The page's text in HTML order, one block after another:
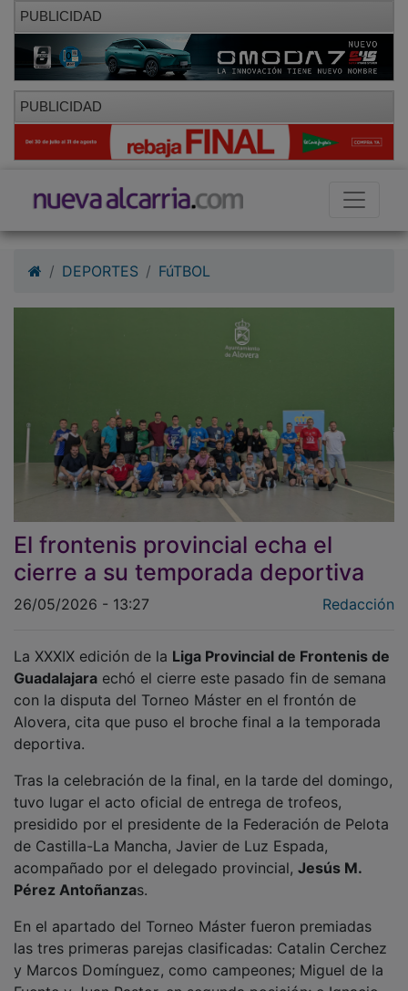
PUBLICIDAD
PUBLICIDAD
El frontenis provincial echa el
cierre a su temporada deportiva
Guadalajaraechó el cierre este pasado fin de semana
con la disputa del Torneo Máster en el frontón de
Alovera, cita que puso el broche final a la temporada
deportiva.
tuvo lugar el acto oficial de entrega de trofeos,
presidido por el presidente de la Federación de Pelota
de Castilla-La Mancha, Javier de Luz Espada,
acompañado por el delegado provincial,Jesús M.
Pérez Antoñanza s.
las tres primeras parejas clasificadas: Catalin Cerchez
y Marcos Domínguez, como campeones; Miguel de la
Fuente y Juan Pastor, en segunda posición; e Ignacio